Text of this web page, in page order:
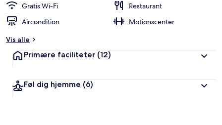
Gratis Wi-Fi
Restaurant
Aircondition
Motionscenter
Vis alle
Primære faciliteter (12)
Føl dig hjemme (6)